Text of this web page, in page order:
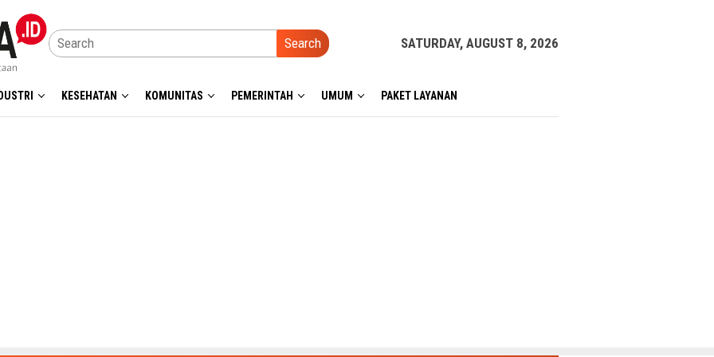
Search SATURDAY, AUGUST 8, 2026
KESEHATAN KOMUNITAS PEMERINTAH UMUM PAKET LAYANAN